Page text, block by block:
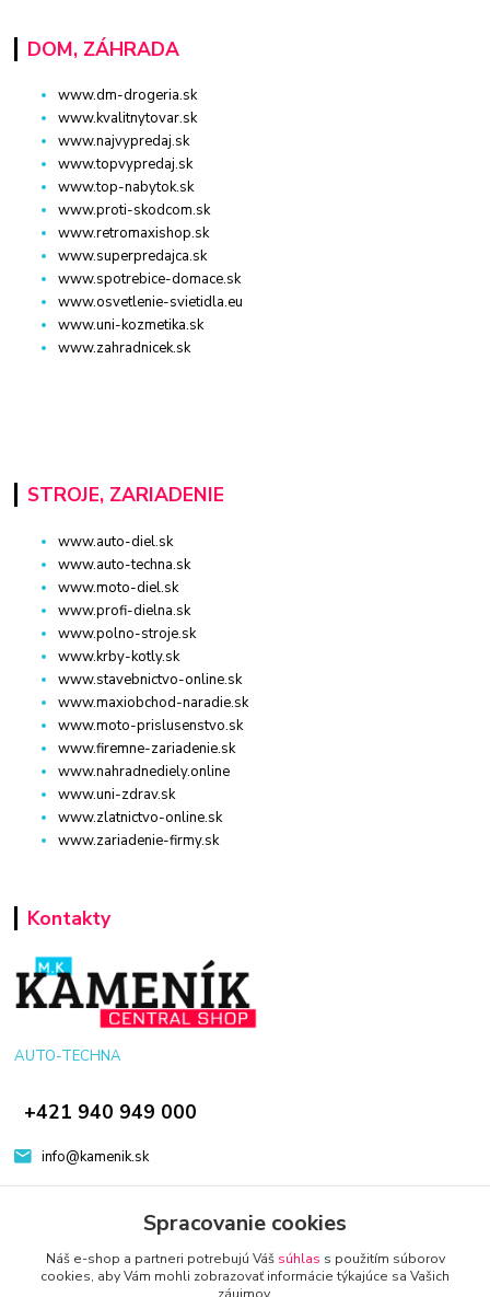
DOM, ZÁHRADA
www.dm-drogeria.sk
www.kvalitnytovar.sk
www.najvypredaj.sk
www.topvypredaj.sk
www.top-nabytok.sk
www.proti-skodcom.sk
www.retromaxishop.sk
www.superpredajca.sk
www.spotrebice-domace.sk
www.osvetlenie-svietidla.eu
www.uni-kozmetika.sk
www.zahradnicek.sk
STROJE, ZARIADENIE
www.auto-diel.sk
www.auto-techna.sk
www.moto-diel.sk
www.profi-dielna.sk
www.polno-stroje.sk
www.krby-kotly.sk
www.stavebnictvo-online.sk
www.maxiobchod-naradie.sk
www.moto-prislusenstvo.sk
www.firemne-zariadenie.sk
www.nahradnediely.online
www.uni-zdrav.sk
www.zlatnictvo-online.sk
www.zariadenie-firmy.sk
Kontakty
AUTO-TECHNA
+421 940 949 000
info@kamenik.sk
Spracovanie cookies
Náš e-shop a partneri potrebujú Váš súhlas s použitím súborov
cookies, aby Vám mohli zobrazovať informácie týkajúce sa Vašich